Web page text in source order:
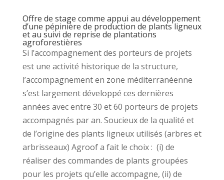
Offre de stage comme appui au développement
d’une pépinière de production de plants ligneux
et au suivi de reprise de plantations
agroforestières
Si l’accompagnement des porteurs de projets
est une activité historique de la structure,
l’accompagnement en zone méditerranéenne
s’est largement développé ces dernières
années avec entre 30 et 60 porteurs de projets
accompagnés par an. Soucieux de la qualité et
de l’origine des plants ligneux utilisés (arbres et
arbrisseaux) Agroof a fait le choix : (i) de
réaliser des commandes de plants groupées
pour les projets qu’elle accompagne, (ii) de